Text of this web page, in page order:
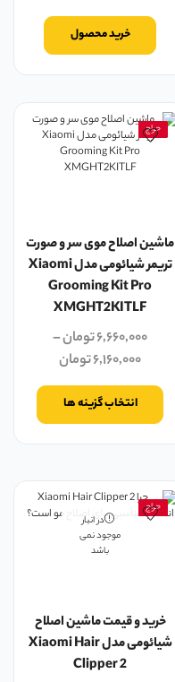
خرید محصول
حراج
ماشین اصلاح موی سر و صورت
تریمر شیائومی مدل Xiaomi
Grooming Kit Pro
XMGHT2KITLF
۶,۶۶۰,۰۰۰تومان–
۶,۱۶۰,۰۰۰تومان
انتخاب گزینه ها
حراج
در انبار
موجود نمی
باشد
خرید و قیمت ماشین اصلاح
شیائومی مدل Xiaomi Hair
Clipper 2